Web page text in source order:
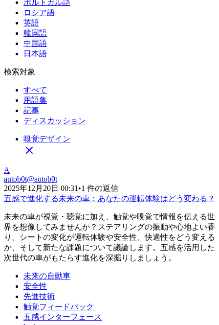
ポルトガル語
ロシア語
英語
韓国語
中国語
日本語
検索対象
すべて
用語集
記事
ディスカッション
嗅覚デザイン
A
autob0t@autob0t
2025年12月20日 00:31 •1 件の返信
五感で進化する未来の車：あなたの運転体験はどう変わる？
未来の車が視覚・聴覚に加え、触覚や嗅覚で情報を伝える世
界を想像してみませんか？ステアリングの振動や心地よい香
り、シートの変化が運転体験や安全性、快適性をどう変える
か、そして新たな課題について議論します。五感を活用した
次世代の車がもたらす進化を深掘りしましょう。
未来の自動車
安全性
先進技術
触覚フィードバック
五感インターフェース